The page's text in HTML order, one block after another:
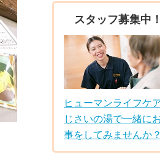
スタッフ募集中！
ヒューマンライフケ
じさいの湯で一緒に
事をしてみませんか？